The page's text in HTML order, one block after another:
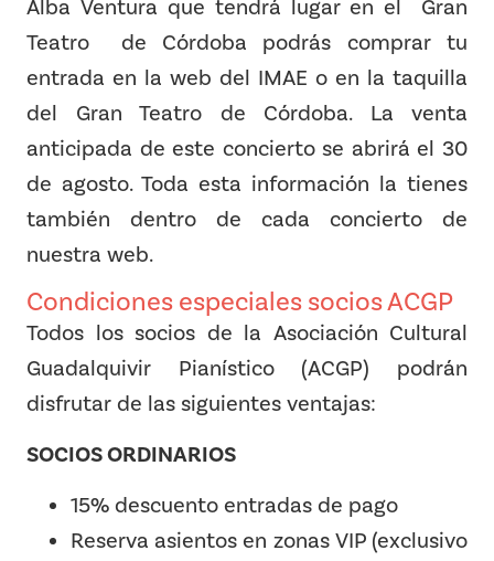
Alba Ventura que tendrá lugar en el Gran
Teatro de Córdoba podrás comprar tu
entrada en la web del IMAE o en la taquilla
del Gran Teatro de Córdoba. La venta
anticipada de este concierto se abrirá el 30
de agosto. Toda esta información la tienes
también dentro de cada concierto de
nuestra web.
Condiciones especiales socios ACGP
Todos los socios de la Asociación Cultural
Guadalquivir Pianístico (ACGP) podrán
disfrutar de las siguientes ventajas:
SOCIOS ORDINARIOS
15% descuento entradas de pago
Reserva asientos en zonas VIP (exclusivo